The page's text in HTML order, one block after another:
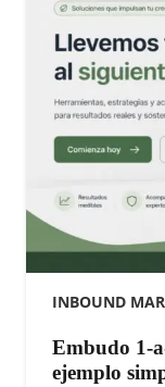
INBOUND
Embudo 1-
ejemplo